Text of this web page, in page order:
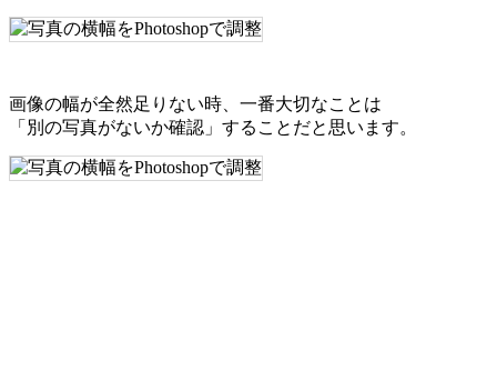
画像の幅が全然足りない時、一番大切なことは
「別の写真がないか確認」することだと思います。